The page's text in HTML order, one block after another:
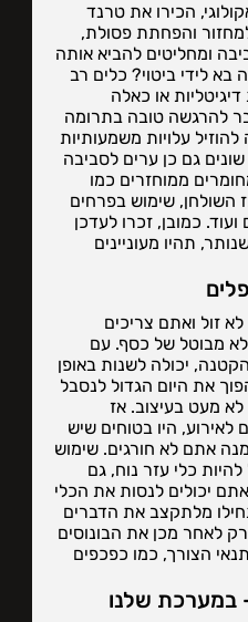
הכירו את טרנד
והפחתת פסולת,
ומחליטים להביא אותה
בא לידי ביטוי? כלים רב
או כאלה
להרגשה טובה בתרומה
עלויות משמעותיות
גם כן ערים לסביבה
ממוחזרים כמו
השולחן, שימוש בפרחים
כמובן, זכרו לעדכן
תהיו מעוניינים
זול ואתם צריכים
מבוטל של כסף. עם
יכולה לשנות באופן
את היום הגדול לנסבל
מעט בעיצוב. אז
היו בטוחים שיש
אתם לא חורגים. שימוש
כלי עזר נוח, גם
יכולים לנסות את הכלי
מלתקצב את הדברים
לאחר מכן את הבונוסים
הצורך, כמו כפכפים
במערכת שלנו